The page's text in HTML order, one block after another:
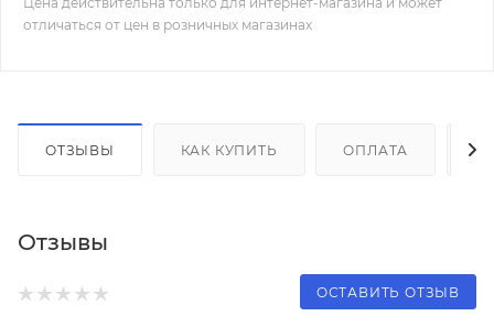
отличаться от цен в розничных магазинах
ОТЗЫВЫ КАК КУПИТЬ ОПЛАТА
Отзывы
ОСТАВИТЬ ОТЗЫВ